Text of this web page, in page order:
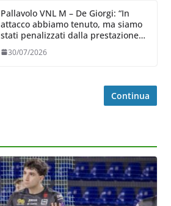
Pallavolo VNL M – De Giorgi: “In
attacco abbiamo tenuto, ma siamo
stati penalizzati dalla prestazione
30/07/2026
Continua